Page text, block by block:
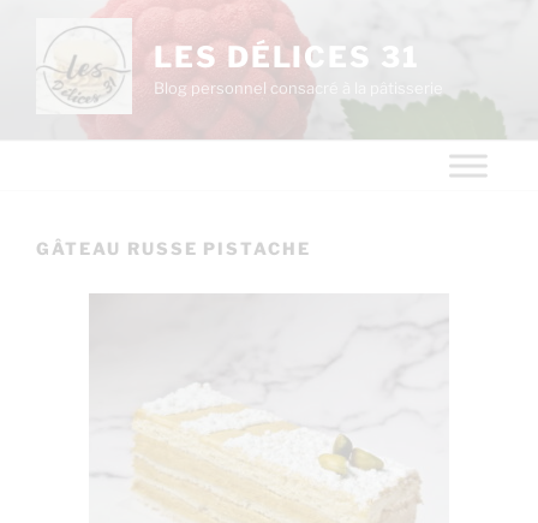
LES DÉLICES 31
Blog personnel consacré à la pâtisserie
GÂTEAU RUSSE PISTACHE